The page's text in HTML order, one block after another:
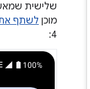
שלישית
מוכןלשתף את
4: